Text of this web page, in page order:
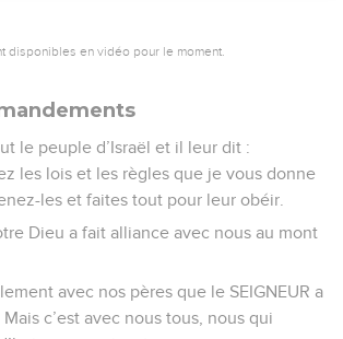
disponibles en vidéo pour le moment.
le peuple d’Israël et il leur dit :
les lois et les règles que je vous donne
les et faites tout pour leur obéir.
Dieu a fait alliance avec nous au mont
avec nos pères que le SEIGNEUR a
c’est avec nous tous, nous qui